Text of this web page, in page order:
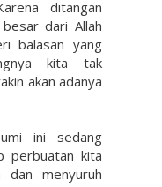
ditangan
dari Allah
balasan yang
kita tak
akan adanya
ini sedang
perbuatan kita
dan menyuruh